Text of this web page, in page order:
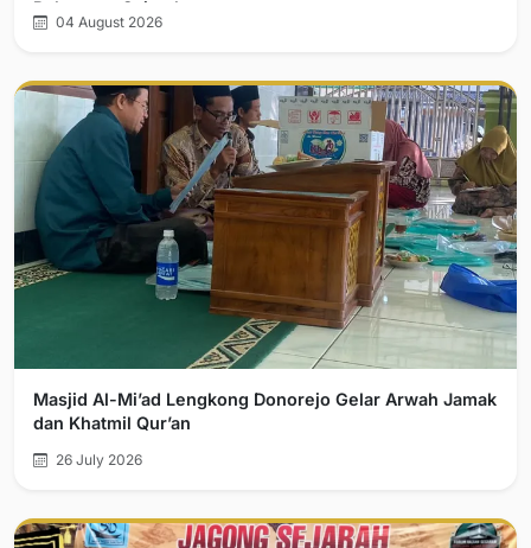
Pelurusan Sejarah
04 August 2026
Masjid Al-Mi’ad Lengkong Donorejo Gelar Arwah Jamak
dan Khatmil Qur’an
26 July 2026